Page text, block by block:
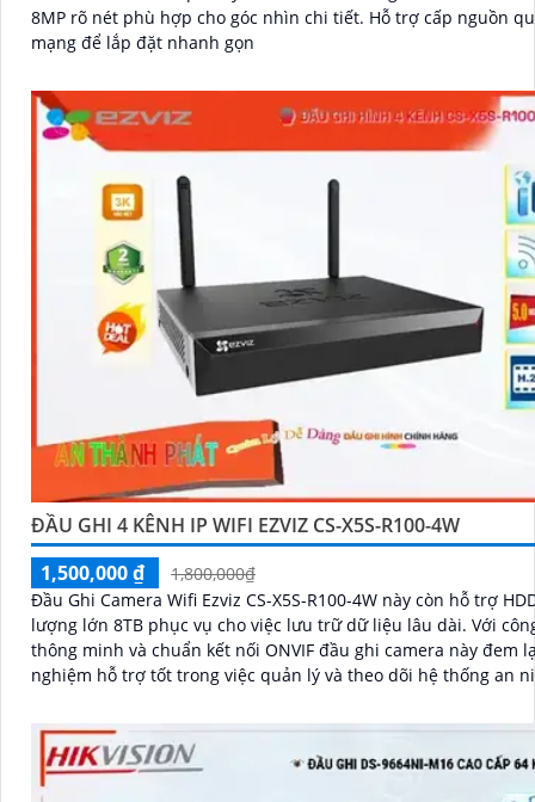
8MP rõ nét phù hợp cho góc nhìn chi tiết. Hỗ trợ cấp nguồn qua dây
mạng để lắp đặt nhanh gọn
ĐẦU GHI 4 KÊNH IP WIFI EZVIZ CS-X5S-R100-4W
1,500,000 ₫
1,800,000₫
Đầu Ghi Camera Wifi Ezviz CS-X5S-R100-4W này còn hỗ trợ
lượng lớn 8TB phục vụ cho việc lưu trữ dữ liệu lâu dài. Với công nghệ
thông minh và chuẩn kết nối ONVIF đầu ghi camera này đem
nghiệm hỗ trợ tốt trong việc quản lý và theo dõi hệ thống an